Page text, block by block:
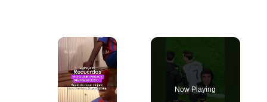
×
Now Playing